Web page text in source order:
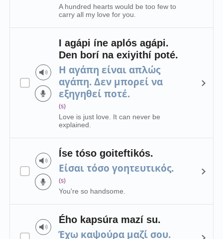
A hundred hearts would be too few to
carry all my love for you.
I agápi íne aplós agápi.
Den borí na exiyithí poté.
Η αγάπη είναι απλώς
αγάπη. Δεν μπορεί να
εξηγηθεί ποτέ.
(s)
Love is just love. It can never be
explained.
Íse tóso goiteftikós.
Είσαι τόσο γοητευτικός.
(s)
You're so handsome.
Ého kapsúra mazí su.
Έχω καψούρα μαζί σου.